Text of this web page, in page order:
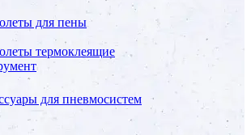
для пены
термоклеящие
для пневмосистем